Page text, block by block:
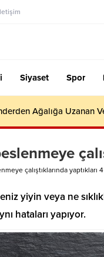
Siyaset Spor
Ağalığa Uzanan
çalıştıklarında yaptıkları
yiyin veya ne
hataları yapıyor.